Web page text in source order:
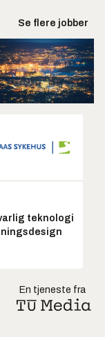
Se flere jobber
teknologi
En tjeneste fra